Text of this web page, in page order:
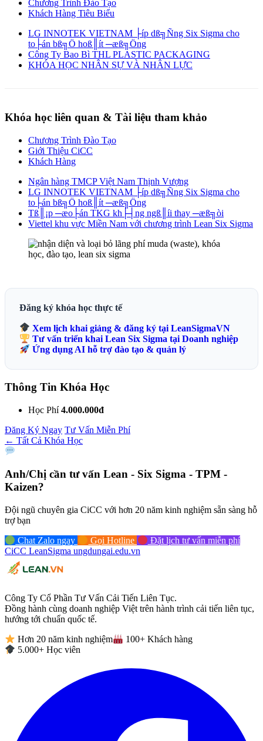
Chương Trình Đào Tạo
Khách Hàng Tiêu Biểu
LG INNOTEK VIETNAM ├íp dß╗Ñng Six Sigma cho
to├án bß╗Ö hoß║ít ─æß╗Öng
Công Ty Bao Bì THL PLASTIC PACKAGING
KHÓA HỌC NHÂN SỰ VÀ NHÂN LỰC
Khóa học liên quan & Tài liệu tham khảo
Chương Trình Đào Tạo
Giới Thiệu CiCC
Khách Hàng
Ngân hàng TMCP Việt Nam Thịnh Vượng
LG INNOTEK VIETNAM ├íp dß╗Ñng Six Sigma cho
to├án bß╗Ö hoß║ít ─æß╗Öng
Tß║¡p ─æo├án TKG kh├┤ng ngß║íi thay ─æß╗òi
Viettel khu vực Miền Nam với chương trình Lean Six Sigma
Đăng ký khóa học thực tế
Xem lịch khai giảng & đăng ký tại LeanSigmaVN
Tư vấn triển khai Lean Six Sigma tại Doanh nghiệp
Ứng dụng AI hỗ trợ đào tạo & quản lý
Thông Tin Khóa Học
Học Phí 4.000.000đ
Đăng Ký Ngay Tư Vấn Miễn Phí
← Tất Cả Khóa Học
Anh/Chị cần tư vấn Lean - Six Sigma - TPM -
Kaizen?
Đội ngũ chuyên gia CiCC với hơn 20 năm kinh nghiệm sẵn sàng hỗ
trợ bạn
Chat Zalo ngay Gọi Hotline
Đặt lịch tư vấn miễn phí
CiCC LeanSigma ungdungai.edu.vn
Công Ty Cổ Phần Tư Vấn Cải Tiến Liên Tục.
Đồng hành cùng doanh nghiệp Việt trên hành trình cải tiến liên tục,
hướng tới chuẩn quốc tế.
Hơn 20 năm kinh nghiệm
100+ Khách hàng
5.000+ Học viên